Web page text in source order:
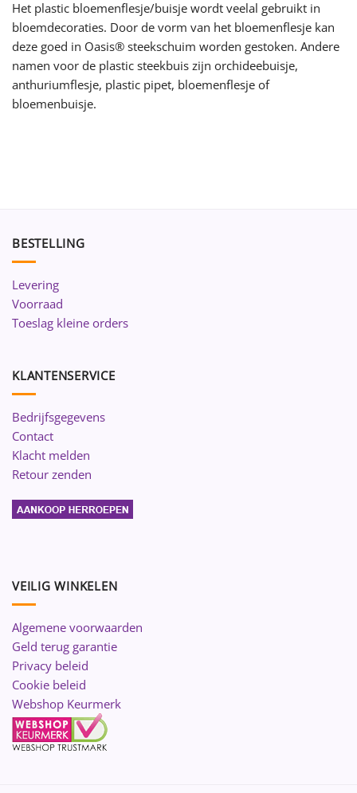
Het plastic bloemenflesje/buisje wordt veelal gebruikt in
bloemdecoraties. Door de vorm van het bloemenflesje kan
deze goed in Oasis® steekschuim worden gestoken. Andere
namen voor de plastic steekbuis zijn orchideebuisje,
anthuriumflesje, plastic pipet, bloemenflesje of
bloemenbuisje.
BESTELLING
Levering
Voorraad
Toeslag kleine orders
KLANTENSERVICE
Bedrijfsgegevens
Contact
Klacht melden
Retour zenden
VEILIG WINKELEN
Algemene voorwaarden
Geld terug garantie
Privacy beleid
Cookie beleid
Webshop Keurmerk